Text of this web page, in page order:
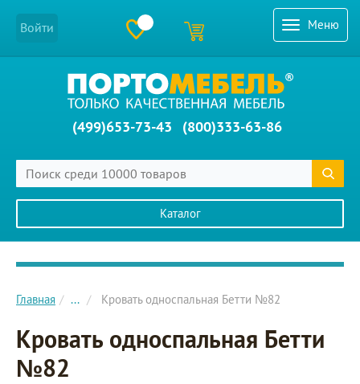
Меню
Войти
(499)653-73-43 (800)333-63-86
Каталог
Главное меню сайта
Главная ... Кровать односпальная Бетти №82
Кровать односпальная Бетти
№82